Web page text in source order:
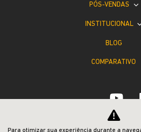
PÓS-VENDAS
INSTITUCIONAL
BLOG
COMPARATIVO
Para otimizar sua experiência durante a